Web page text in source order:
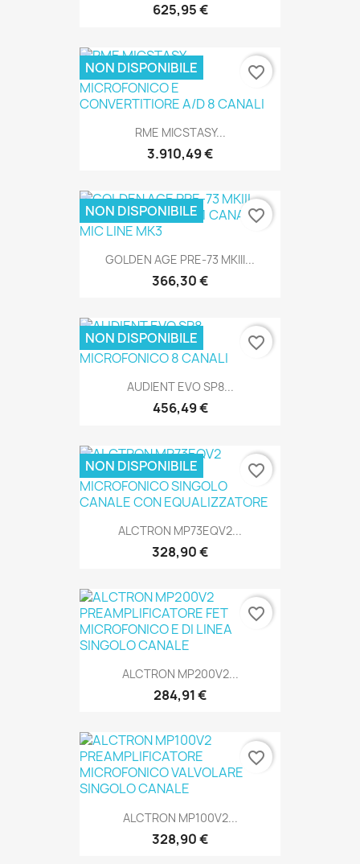
625,95 €
SOLO ONLINE
RME MICSTASY...
3.910,49 €
SOLO ONLINE
NON DISPONIBILE favorite_border
GOLDEN AGE PRE-73 MKIII...
366,30 €
NON DISPONIBILE favorite_border
AUDIENT EVO SP8...
456,49 €
SOLO ONLINE
NON DISPONIBILE favorite_border
ALCTRON MP73EQV2...
328,90 €
SOLO ONLINE
NON DISPONIBILE favorite_border
ALCTRON MP200V2...
284,91 €
SOLO ONLINE
favorite_border
ALCTRON MP100V2...
328,90 €
favorite_border